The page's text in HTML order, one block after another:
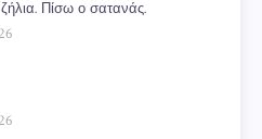
Πίσω ο σατανάς.